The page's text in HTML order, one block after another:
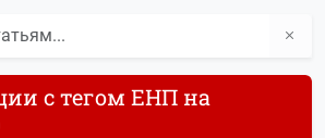
с тегом ЕНП на